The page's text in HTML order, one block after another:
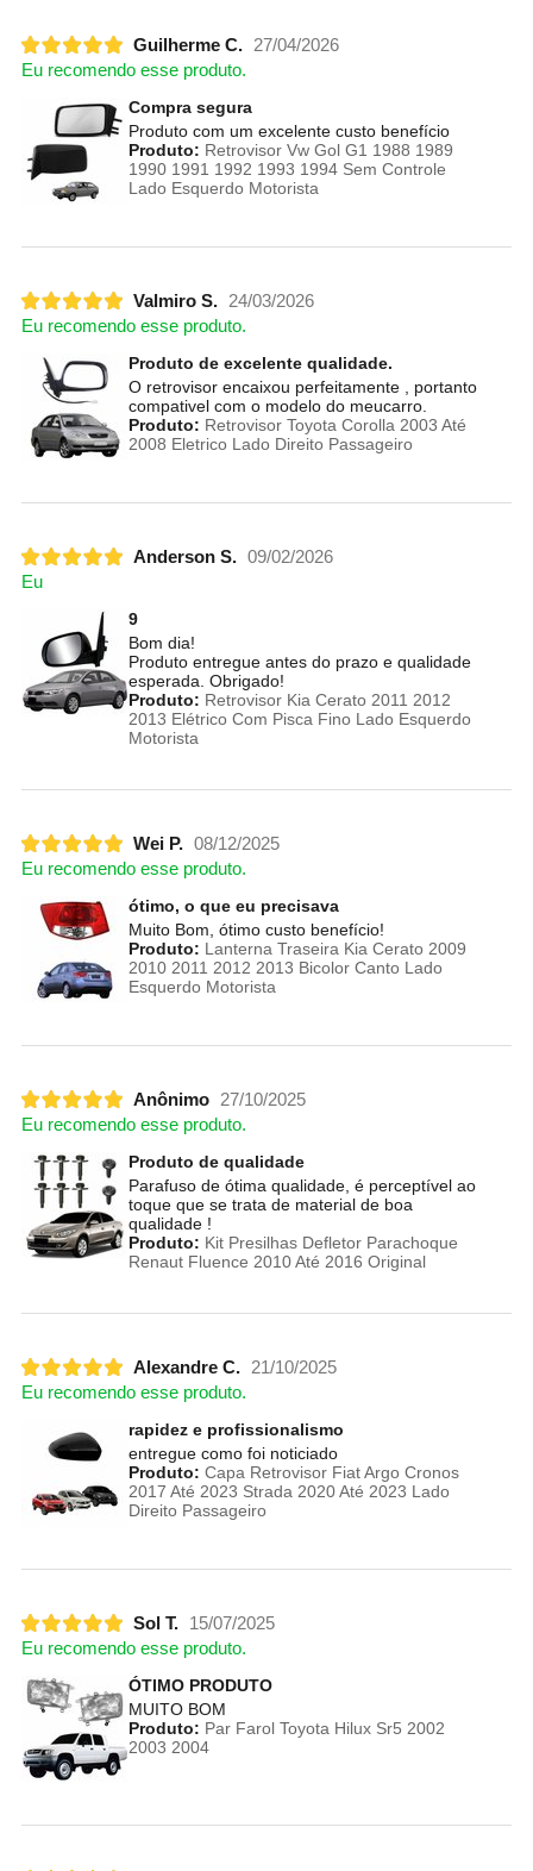
Guilherme C.
27/04/2026
Eu recomendo esse produto.
Compra segura
Produto com um excelente custo benefício
Produto: Retrovisor Vw Gol G1 1988 1989
1990 1991 1992 1993 1994 Sem Controle
Lado Esquerdo Motorista
Valmiro S.
24/03/2026
Eu recomendo esse produto.
Produto de excelente qualidade.
O retrovisor encaixou perfeitamente , portanto
compativel com o modelo do meucarro.
Produto: Retrovisor Toyota Corolla 2003 Até
2008 Eletrico Lado Direito Passageiro
Anderson S. 09/02/2026
Eu
9
Bom dia!
Produto entregue antes do prazo e qualidade
esperada. Obrigado!
Produto: Retrovisor Kia Cerato 2011 2012
2013 Elétrico Com Pisca Fino Lado Esquerdo
Motorista
Wei P. 08/12/2025
Eu recomendo esse produto.
ótimo, o que eu precisava
Muito Bom, ótimo custo benefício!
Produto: Lanterna Traseira Kia Cerato 2009
2010 2011 2012 2013 Bicolor Canto Lado
Esquerdo Motorista
Anônimo
27/10/2025
Eu recomendo esse produto.
Produto de qualidade
Parafuso de ótima qualidade, é perceptível ao
toque que se trata de material de boa
qualidade !
Produto: Kit Presilhas Defletor Parachoque
Renaut Fluence 2010 Até 2016 Original
Alexandre C.
21/10/2025
Eu recomendo esse produto.
rapidez e profissionalismo
entregue como foi noticiado
Produto: Capa Retrovisor Fiat Argo Cronos
2017 Até 2023 Strada 2020 Até 2023 Lado
Direito Passageiro
Sol T.
15/07/2025
Eu recomendo esse produto.
ÓTIMO PRODUTO
MUITO BOM
Produto: Par Farol Toyota Hilux Sr5 2002
2003 2004